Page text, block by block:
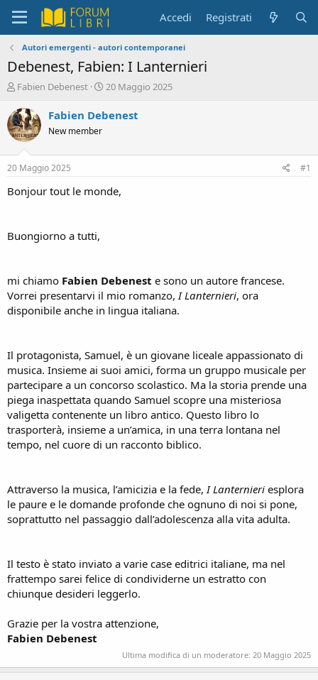
Accedi Registrati
Autori emergenti - autori contemporanei
Debenest, Fabien: I Lanternieri
C
e
a
t
e
D
u
i
n
e
Fabien Debenest
D
t
i
20 Maggio 2025
Fabien Debenest
New member
20 Maggio 2025 #1
Bonjour tout le monde,
Buongiorno a tutti,
mi chiamo Fabien Debenest e sono un autore francese.
Vorrei presentarvi il mio romanzo, I Lanternieri, ora
disponibile anche in lingua italiana.
Il protagonista, Samuel, è un giovane liceale appassionato di
musica. Insieme ai suoi amici, forma un gruppo musicale per
partecipare a un concorso scolastico. Ma la storia prende una
piega inaspettata quando Samuel scopre una misteriosa
valigetta contenente un libro antico. Questo libro lo
trasporterà, insieme a un’amica, in una terra lontana nel
tempo, nel cuore di un racconto biblico.
Attraverso la musica, l’amicizia e la fede, I Lanternieri esplora
le paure e le domande profonde che ognuno di noi si pone,
soprattutto nel passaggio dall’adolescenza alla vita adulta.
Il testo è stato inviato a varie case editrici italiane, ma nel
frattempo sarei felice di condividerne un estratto con
chiunque desideri leggerlo.
Grazie per la vostra attenzione,
Fabien Debenest
Ultima modifica di un moderatore: 20 Maggio 2025